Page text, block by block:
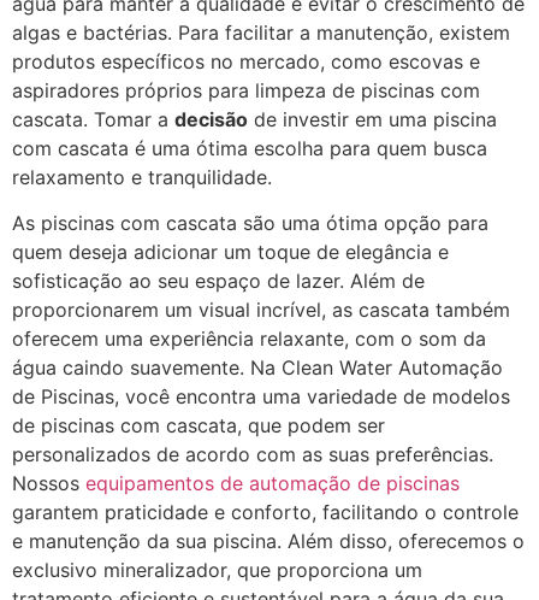
algas e bactérias. Para facilitar a manutenção, existem
produtos específicos no mercado, como escovas e
aspiradores próprios para limpeza de piscinas com
cascata. Tomar a decisão de investir em uma piscina
com cascata é uma ótima escolha para quem busca
relaxamento e tranquilidade.
As piscinas com cascata são uma ótima opção para
quem deseja adicionar um toque de elegância e
sofisticação ao seu espaço de lazer. Além de
proporcionarem um visual incrível, as cascata também
oferecem uma experiência relaxante, com o som da
água caindo suavemente. Na Clean Water Automação
de Piscinas, você encontra uma variedade de modelos
de piscinas com cascata, que podem ser
personalizados de acordo com as suas preferências.
Nossos equipamentos de automação de piscinas
garantem praticidade e conforto, facilitando o controle
e manutenção da sua piscina. Além disso, oferecemos o
exclusivo mineralizador, que proporciona um